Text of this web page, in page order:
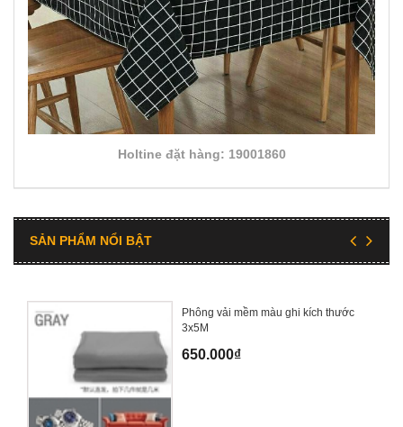
Holtine đặt hàng: 19001860
SẢN PHẨM NỔI BẬT
Phông vải mềm màu ghi kích thước
3x5M
650.000₫